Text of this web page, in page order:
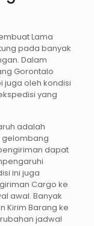
Lama
pada banyak
Dalam
Gorontalo
juga oleh kondisi
yang
adalah
gelombang
dapat
ini juga
Cargo ke
awal. Banyak
Kirim Barang ke
jadwal